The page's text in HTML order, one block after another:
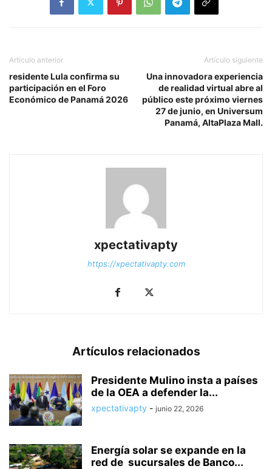
Artículo anterior
residente Lula confirma su
participación en el Foro
Económico de Panamá 2026
Artículo siguiente
Una innovadora experiencia
de realidad virtual abre al
público este próximo viernes
27 de junio, en Universum
Panamá, AltaPlaza Mall.
xpectativapty
https://xpectativapty.com
Artículos relacionados
Presidente Mulino insta a países
de la OEA a defender la...
xpectativapty - junio 22, 2026
Energía solar se expande en la
red de sucursales de Banco...